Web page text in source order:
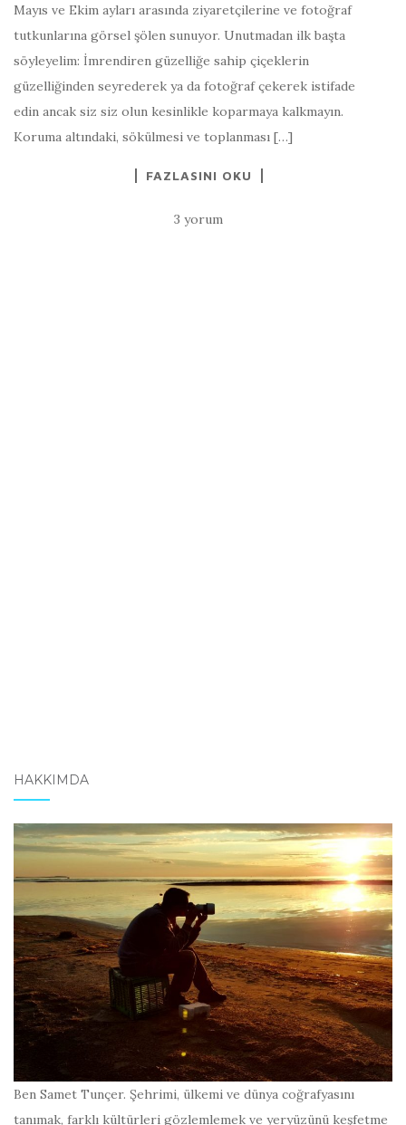
Mayıs ve Ekim ayları arasında ziyaretçilerine ve fotoğraf
tutkunlarına görsel şölen sunuyor. Unutmadan ilk başta
söyleyelim: İmrendiren güzelliğe sahip çiçeklerin
güzelliğinden seyrederek ya da fotoğraf çekerek istifade
edin ancak siz siz olun kesinlikle koparmaya kalkmayın.
Koruma altındaki, sökülmesi ve toplanması […]
FAZLASINI OKU
3 yorum
HAKKIMDA
Ben Samet Tunçer. Şehrimi, ülkemi ve dünya coğrafyasını
tanımak, farklı kültürleri gözlemlemek ve yeryüzünü keşfetme